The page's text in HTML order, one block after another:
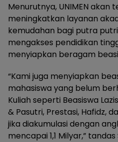
Menurutnya, UNIMEN akan
meningkatkan layanan
kemudahan bagi putra
mengakses pendidikan
menyiapkan beragam
“Kami juga menyiapkan
mahasiswa yang belum
Kuliah seperti Beasiswa
& Pasutri, Prestasi, Hafidz,
jika diakumulasi dengan
mencapai 1,1 Milyar,” tandas